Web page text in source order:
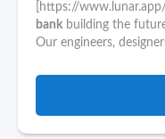
[https://
bank building the
Our engineers,